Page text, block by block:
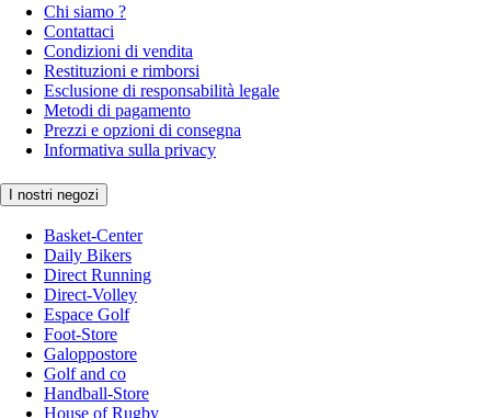
Chi siamo ?
Contattaci
Condizioni di vendita
Restituzioni e rimborsi
Esclusione di responsabilità legale
Metodi di pagamento
Prezzi e opzioni di consegna
Informativa sulla privacy
I nostri negozi
Basket-Center
Daily Bikers
Direct Running
Direct-Volley
Espace Golf
Foot-Store
Galoppostore
Golf and co
Handball-Store
House of Rugby